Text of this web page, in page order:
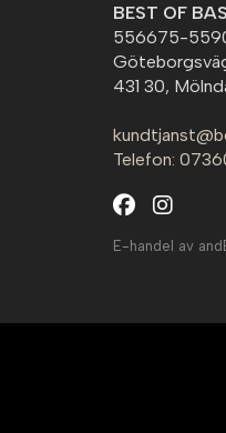
BEST OF
556675-
431 30,
Telefon:
E-handel av